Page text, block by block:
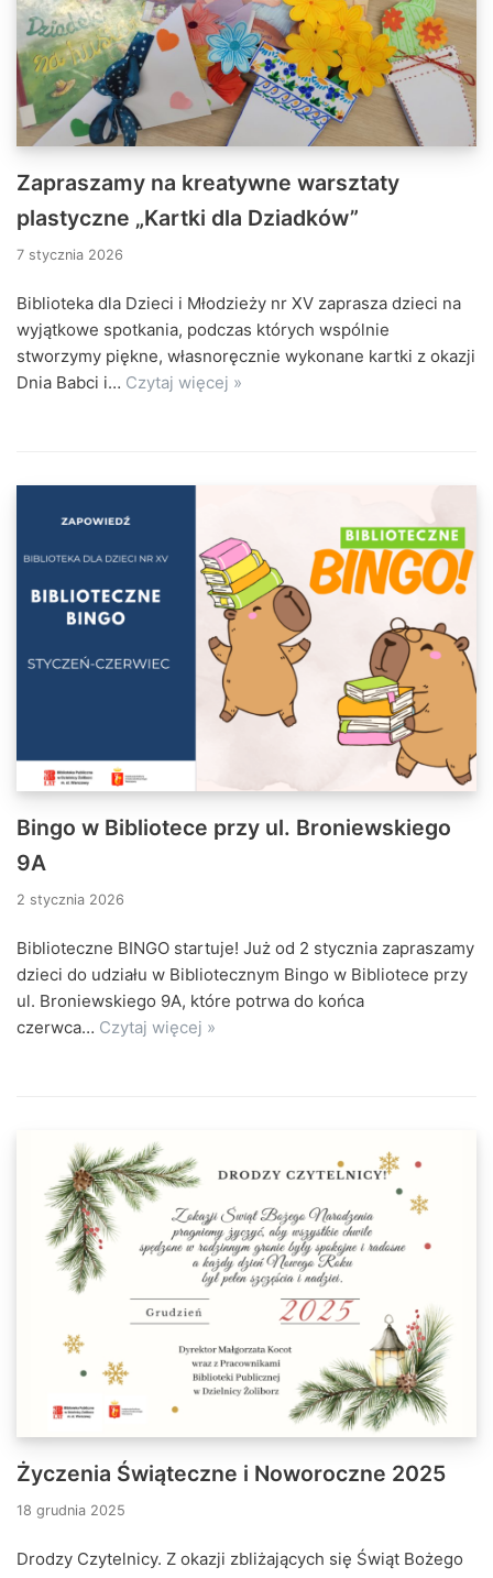
Zapraszamy na kreatywne warsztaty
plastyczne „Kartki dla Dziadków”
7 stycznia 2026
Biblioteka dla Dzieci i Młodzieży nr XV zaprasza dzieci na
wyjątkowe spotkania, podczas których wspólnie
stworzymy piękne, własnoręcznie wykonane kartki z okazji
Dnia Babci i… Czytaj więcej »
Bingo w Bibliotece przy ul. Broniewskiego
9A
2 stycznia 2026
Biblioteczne BINGO startuje! Już od 2 stycznia zapraszamy
dzieci do udziału w Bibliotecznym Bingo w Bibliotece przy
ul. Broniewskiego 9A, które potrwa do końca
czerwca… Czytaj więcej »
Życzenia Świąteczne i Noworoczne 2025
18 grudnia 2025
Drodzy Czytelnicy. Z okazji zbliżających się Świąt Bożego